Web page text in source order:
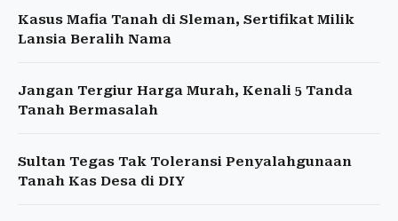
Kasus Mafia Tanah di Sleman, Sertifikat Milik
Lansia Beralih Nama
Jangan Tergiur Harga Murah, Kenali 5 Tanda
Tanah Bermasalah
Sultan Tegas Tak Toleransi Penyalahgunaan
Tanah Kas Desa di DIY